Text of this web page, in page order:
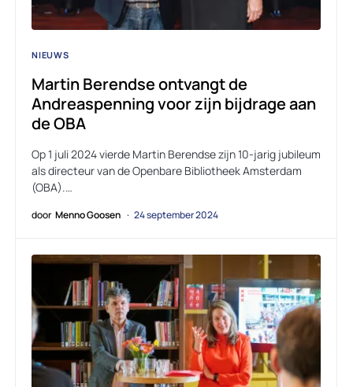
NIEUWS
Martin Berendse ontvangt de
Andreaspenning voor zijn bijdrage aan
de OBA
Op 1 juli 2024 vierde Martin Berendse zijn 10-jarig jubileum
als directeur van de Openbare Bibliotheek Amsterdam
(OBA).…
door Menno Goosen 24 september 2024